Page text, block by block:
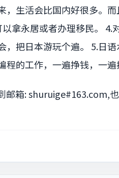
，生活会比国内好很多。
拿永居或者办理移民。 4.
，把日本游玩个遍。 5.日
的工作，一遍挣钱，一遍
邮箱:shuruige#163.com,